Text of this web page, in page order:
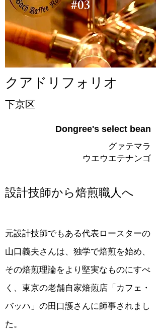
#03
クアドリフォリオ
下京区
Dongree's select bean
グァテマラ
​ウエウエテナンゴ
設計技師から焙煎職人へ
元設計技師でもある代表ロースターの
山口義夫さんは、独学で焙煎を始め、
その焙煎理論をより堅実なものにすべ
く、東京の老舗自家焙煎店「カフェ・
バッハ」の田口護さんに師事されまし
た。